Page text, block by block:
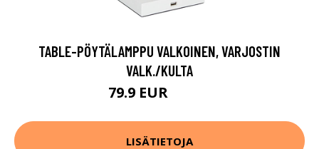
TABLE-PÖYTÄLAMPPU VALKOINEN, VARJOSTIN
VALK./KULTA
79.9 EUR
LISÄTIETOJA